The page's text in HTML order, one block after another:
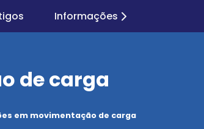
Informações
de carga
em movimentação de carga